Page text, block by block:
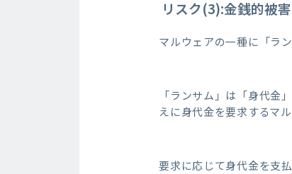
リスク(3):金銭的被害
マルウェアの一種に「ラ
「ランサム」は「身代
えに身代金を要求するマル
要求に応じて身代金を支